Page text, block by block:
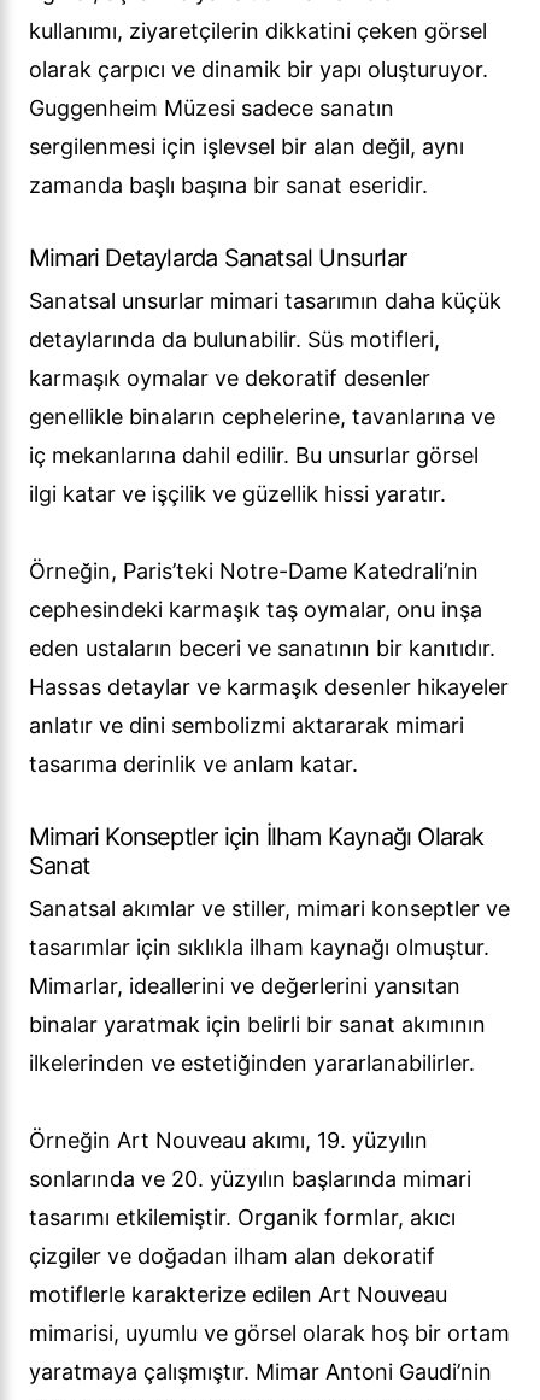
kullanımı, ziyaretçilerin dikkatini çeken görsel
olarak çarpıcı ve dinamik bir yapı oluşturuyor.
Guggenheim Müzesi sadece sanatın
sergilenmesi için işlevsel bir alan değil, aynı
zamanda başlı başına bir sanat eseridir.
Mimari Detaylarda Sanatsal Unsurlar
Sanatsal unsurlar mimari tasarımın daha küçük
detaylarında da bulunabilir. Süs motifleri,
karmaşık oymalar ve dekoratif desenler
genellikle binaların cephelerine, tavanlarına ve
iç mekanlarına dahil edilir. Bu unsurlar görsel
ilgi katar ve işçilik ve güzellik hissi yaratır.
Örneğin, Paris’teki Notre-Dame Katedrali’nin
cephesindeki karmaşık taş oymalar, onu inşa
eden ustaların beceri ve sanatının bir kanıtıdır.
Hassas detaylar ve karmaşık desenler hikayeler
anlatır ve dini sembolizmi aktararak mimari
tasarıma derinlik ve anlam katar.
Mimari Konseptler için İlham Kaynağı Olarak
Sanat
Sanatsal akımlar ve stiller, mimari konseptler ve
tasarımlar için sıklıkla ilham kaynağı olmuştur.
Mimarlar, ideallerini ve değerlerini yansıtan
binalar yaratmak için belirli bir sanat akımının
ilkelerinden ve estetiğinden yararlanabilirler.
Örneğin Art Nouveau akımı, 19. yüzyılın
sonlarında ve 20. yüzyılın başlarında mimari
tasarımı etkilemiştir. Organik formlar, akıcı
çizgiler ve doğadan ilham alan dekoratif
motiflerle karakterize edilen Art Nouveau
mimarisi, uyumlu ve görsel olarak hoş bir ortam
yaratmaya çalışmıştır. Mimar Antoni Gaudi’nin